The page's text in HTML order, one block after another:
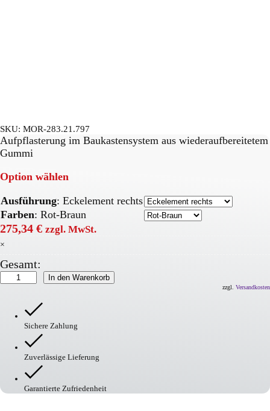
SKU: MOR-283.21.797
Aufpflasterung im Baukastensystem aus wiederaufbereitetem
Gummi
Option wählen
Ausführung: Eckelement rechts
Farben: Rot-Braun
275,34 € zzgl. MwSt.
×
Gesamt:
GAMMA
Berliner
Menge
In den Warenkorb
zzgl. Versandkosten
Sichere Zahlung
Zuverlässige Lieferung
Garantierte Zufriedenheit